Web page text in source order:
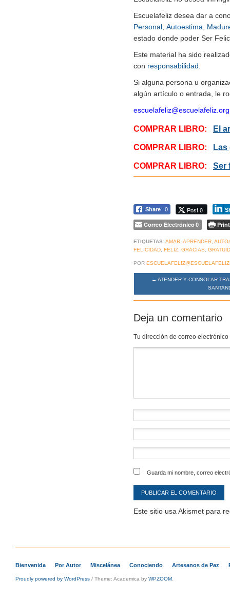
Escuelafeliz desea dar a
Personal Autoestima
estado donde poder Ser
Este material ha sido
con responsabilidad
Si alguna persona u
algún artículo o entrada, le
escuelafeliz@escuelafeliz.org
COMPRAR LIBRO: El
COMPRAR LIBRO: Las
COMPRAR LIBRO: Ser
Share 0 Post 0
Correo Electrónico 0 Print
ETIQUETAS:AMAR APRENDER
FELICIDAD FELIZ GRACIAS
POR
← ATENDER Y CONSOLAR
Deja un comentario
Tu dirección de correo
Guarda mi nombre, correo
Este sitio usa Akismet para
Bienvenida Por Autor Miscelánea Conociendo Artesanos de Paz
Proudly powered by WordPress / Theme: Academica by WPZOOM